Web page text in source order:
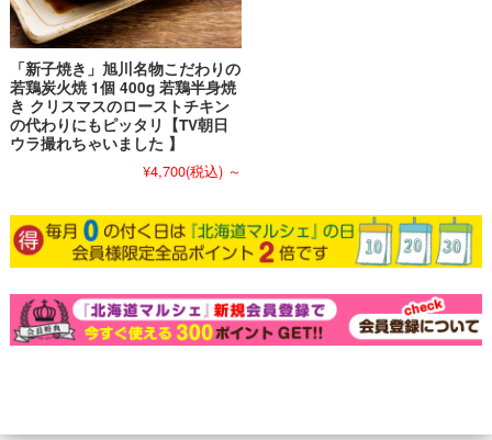
「新子焼き」旭川名物こだわりの
若鶏炭火焼 1個 400g 若鶏半身焼
き クリスマスのローストチキン
の代わりにもピッタリ【TV朝日
ウラ撮れちゃいました 】
¥4,700(税込) ～